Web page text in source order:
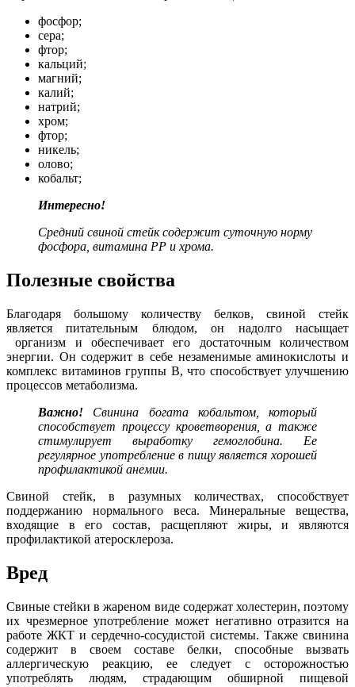
фосфор;
сера;
фтор;
кальций;
магний;
калий;
натрий;
хром;
фтор;
никель;
олово;
кобальт;
Интересно!
Средний свиной стейк содержит суточную норму
фосфора, витамина РР и хрома.
Полезные свойства
Благодаря большому количеству белков, свиной стейк
является питательным блюдом, он надолго насыщает
организм и обеспечивает его достаточным количеством
энергии. Он содержит в себе незаменимые аминокислоты и
комплекс витаминов группы В, что способствует улучшению
процессов метаболизма.
Важно! Свинина богата кобальтом, который
способствует процессу кроветворения, а также
стимулирует выработку гемоглобина. Ее
регулярное употребление в пищу является хорошей
профилактикой анемии.
Свиной стейк, в разумных количествах, способствует
поддержанию нормального веса. Минеральные вещества,
входящие в его состав, расщепляют жиры, и являются
профилактикой атеросклероза.
Вред
Свиные стейки в жареном виде содержат холестерин, поэтому
их чрезмерное употребление может негативно отразится на
работе ЖКТ и сердечно-сосудистой системы. Также свинина
содержит в своем составе белки, способные вызвать
аллергическую реакцию, ее следует с осторожностью
употреблять людям, страдающим обширной пищевой